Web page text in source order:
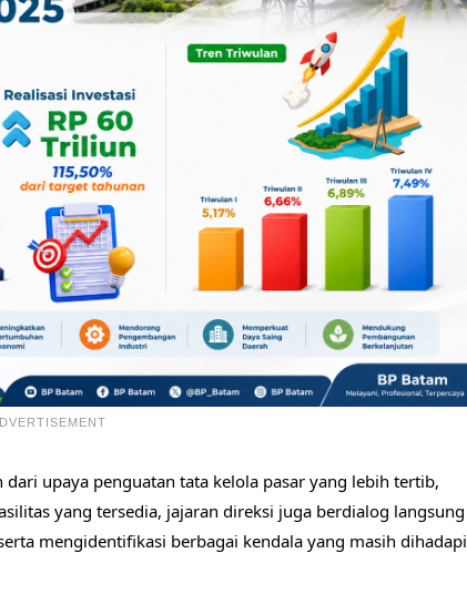
upaya penguatan tata kelola pasar yang lebih tertib,
yang tersedia, jajaran direksi juga berdialog langsung
mengidentifikasi berbagai kendala yang masih dihadapi